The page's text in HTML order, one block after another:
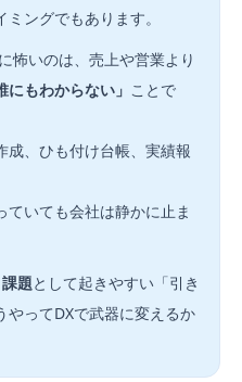
ングでもあります。
怖いのは、売上や営業より
にもわからない」 ことで
成、ひも付け台帳、実績報
いても会社は静かに止ま
題として起きやすい「引き
やってDXで武器に変えるか